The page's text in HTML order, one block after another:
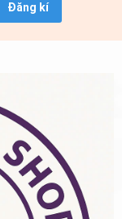
Đăng kí